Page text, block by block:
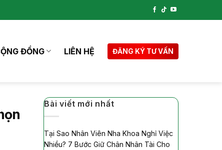
ĐỒNG LIÊN HỆ ĐĂNG KÝ TƯ VẤN
Bài viết mới nhất
Tại Sao Nhân Viên Nha Khoa Nghỉ Việc
Nhiều? 7 Bước Giữ Chân Nhân Tài Cho